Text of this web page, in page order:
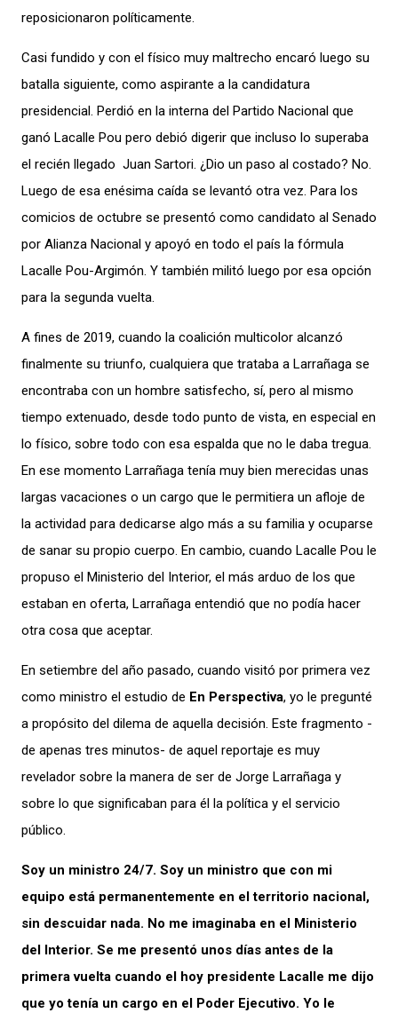
reposicionaron políticamente.
Casi fundido y con el físico muy maltrecho encaró luego su
batalla siguiente, como aspirante a la candidatura
presidencial. Perdió en la interna del Partido Nacional que
ganó Lacalle Pou pero debió digerir que incluso lo superaba
el recién llegado Juan Sartori. ¿Dio un paso al costado? No.
Luego de esa enésima caída se levantó otra vez. Para los
comicios de octubre se presentó como candidato al Senado
por Alianza Nacional y apoyó en todo el país la fórmula
Lacalle Pou-Argimón. Y también militó luego por esa opción
para la segunda vuelta.
A fines de 2019, cuando la coalición multicolor alcanzó
finalmente su triunfo, cualquiera que trataba a Larrañaga se
encontraba con un hombre satisfecho, sí, pero al mismo
tiempo extenuado, desde todo punto de vista, en especial en
lo físico, sobre todo con esa espalda que no le daba tregua.
En ese momento Larrañaga tenía muy bien merecidas unas
largas vacaciones o un cargo que le permitiera un afloje de
la actividad para dedicarse algo más a su familia y ocuparse
de sanar su propio cuerpo. En cambio, cuando Lacalle Pou le
propuso el Ministerio del Interior, el más arduo de los que
estaban en oferta, Larrañaga entendió que no podía hacer
otra cosa que aceptar.
En setiembre del año pasado, cuando visitó por primera vez
como ministro el estudio de En Perspectiva, yo le pregunté
a propósito del dilema de aquella decisión. Este fragmento -
de apenas tres minutos- de aquel reportaje es muy
revelador sobre la manera de ser de Jorge Larrañaga y
sobre lo que significaban para él la política y el servicio
público.
Soy un ministro 24/7. Soy un ministro que con mi
equipo está permanentemente en el territorio nacional,
sin descuidar nada. No me imaginaba en el Ministerio
del Interior. Se me presentó unos días antes de la
primera vuelta cuando el hoy presidente Lacalle me dijo
que yo tenía un cargo en el Poder Ejecutivo. Yo le